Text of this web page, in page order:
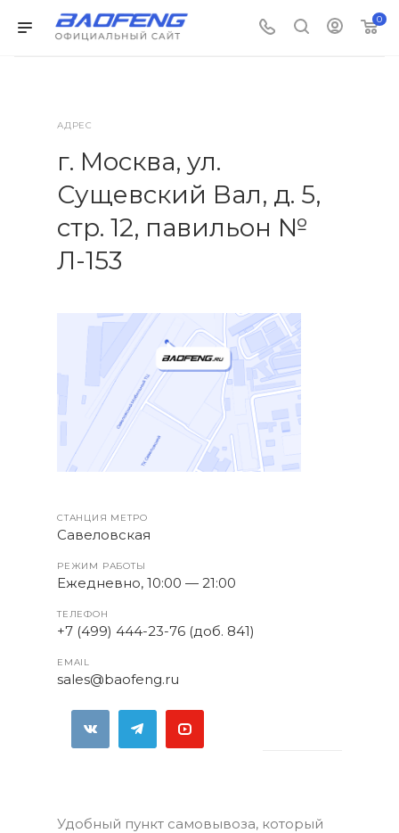
0
АДРЕС
г. Москва, ул.
Сущевский Вал, д. 5,
стр. 12, павильон №
Л-153
СТАНЦИЯ МЕТРО
Савеловская
РЕЖИМ РАБОТЫ
Ежедневно, 10:00 — 21:00
ТЕЛЕФОН
+7 (499) 444-23-76 (доб. 841)
EMAIL
sales@baofeng.ru
Удобный пункт самовывоза, который